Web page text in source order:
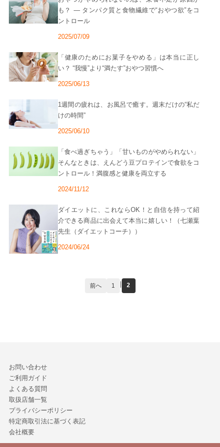
も？ ― タンパク質と食物繊維で“おやつ欲”をコ
ントロール
2025/07/09
「健康のためにお菓子をやめる」は本当に正し
い？ “我慢”より“満たす”おやつ習慣へ
2025/06/13
1週間の疲れは、お風呂で癒す。週末だけの“私だ
けの時間”
2025/06/10
「食べ過ぎちゃう」「甘いものがやめられない」
そんなときは、えんどう豆プロテインで食欲をコ
ントロール！満腹感と健康を両立する
2024/11/12
ダイエットに、これならOK！と自信を持って紹
介できる商品に出会えて本当に嬉しい！（七瀬葉
先生（ダイエットコーチ））
2024/06/24
前へ 1 | 2
お問い合わせ
ご利用ガイド
よくある質問
取扱店舗一覧
プライバシーポリシー
特定商取引法に基づく表記
会社概要